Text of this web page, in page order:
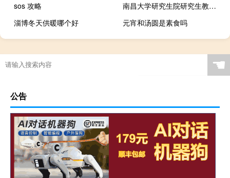
sos 攻略
南昌大学研究生院研究生教育管理系统（南昌大学研究生教务管理系统）
淄博冬天供暖哪个好
元宵和汤圆是素食吗
☚
公告